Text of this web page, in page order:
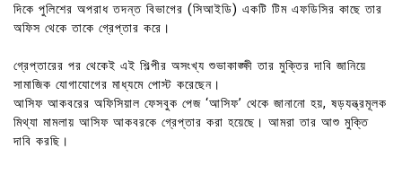
দিকে পুলিশের অপরাধ তদন্ত বিভাগের (সিআইডি) একটি টিম এফডিসির কাছে তার
অফিস থেকে তাকে গ্রেপ্তার করে।
গ্রেপ্তারের পর থেকেই এই শিল্পীর অসংখ্য শুভাকাঙ্ক্ষী তার মুক্তির দাবি জানিয়ে
সামাজিক যোগাযোগের মাধ্যমে পোস্ট করেছেন।
আসিফ আকবরের অফিসিয়াল ফেসবুক পেজ ‘আসিফ’ থেকে জানানো হয়, ষড়যন্ত্রমূলক
মিথ্যা মামলায় আসিফ আকবরকে গ্রেপ্তার করা হয়েছে। আমরা তার আশু মুক্তি
দাবি করছি।